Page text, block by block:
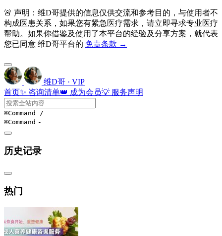
🚨 声明：维D哥提供的信息仅供交流和参考目的，与使用者不
构成医患关系，如果您有紧急医疗需求，请立即寻求专业医疗
帮助。如果你借鉴及使用了本平台的经验及分享方案，就代表
您已同意 维D哥平台的 免责条款 →
维D哥 · VIP
首页✨ 咨询清单👑 成为会员💡 服务声明
⌘Command /
⌘Command -
历史记录
热门